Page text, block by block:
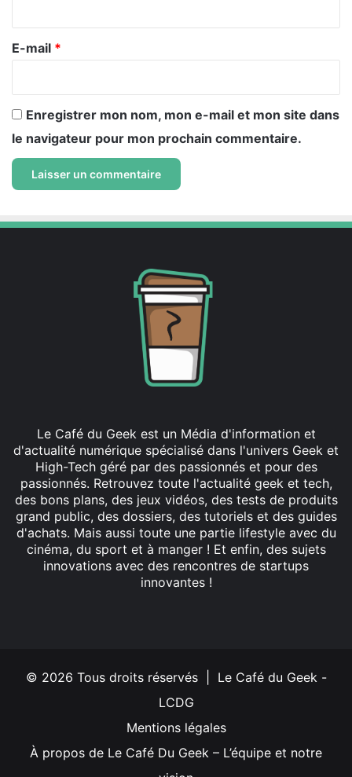
e
E-mail *
Enregistrer mon nom, mon e-mail et mon site dans
le navigateur pour mon prochain commentaire.
Le Café du Geek est un Média d'information et
d'actualité numérique spécialisé dans l'univers Geek et
High-Tech géré par des passionnés et pour des
passionnés. Retrouvez toute l'actualité geek et tech,
des bons plans, des jeux vidéos, des tests de produits
grand public, des dossiers, des tutoriels et des guides
d'achats. Mais aussi toute une partie lifestyle avec du
cinéma, du sport et à manger ! Et enfin, des sujets
innovations avec des rencontres de startups
innovantes !
© 2026 Tous droits réservés | Le Café du Geek -
LCDG
Mentions légales
À propos de Le Café Du Geek – L’équipe et notre